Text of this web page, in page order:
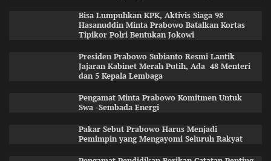
Bisa Lumpuhkan KPK, Aktivis Siaga 98
Hasanuddin Minta Prabowo Batalkan Kortas
Tipikor Polri Bentukan Jokowi
Presiden Prabowo Subianto Resmi Lantik
Jajaran Kabinet Merah Putih, Ada 48 Menteri
dan 5 Kepala Lembaga
Pengamat Minta Prabowo Komitmen Untuk
Swa -Sembada Energi
Pakar Sebut Prabowo Harus Menjadi
Pemimpin yang Mengayomi Seluruh Rakyat